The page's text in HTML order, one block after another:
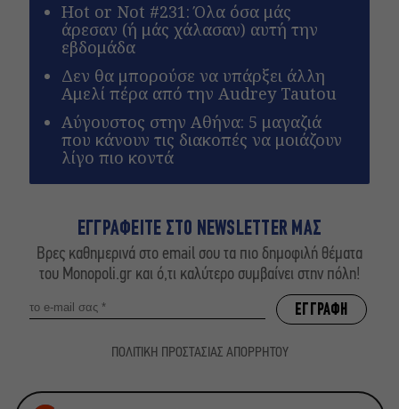
Hot or Not #231: Όλα όσα μάς
άρεσαν (ή μάς χάλασαν) αυτή την
εβδομάδα
Δεν θα μπορούσε να υπάρξει άλλη
Αμελί πέρα από την Audrey Tautou
Αύγουστος στην Αθήνα: 5 μαγαζιά
που κάνουν τις διακοπές να μοιάζουν
λίγο πιο κοντά
ΕΓΓΡΑΦΕΙΤΕ ΣΤΟ NEWSLETTER ΜΑΣ
Βρες καθημερινά στο email σου τα πιο δημοφιλή θέματα
του Monopoli.gr και ό,τι καλύτερο συμβαίνει στην πόλη!
ΠΟΛΙΤΙΚΗ ΠΡΟΣΤΑΣΙΑΣ ΑΠΟΡΡΗΤΟΥ